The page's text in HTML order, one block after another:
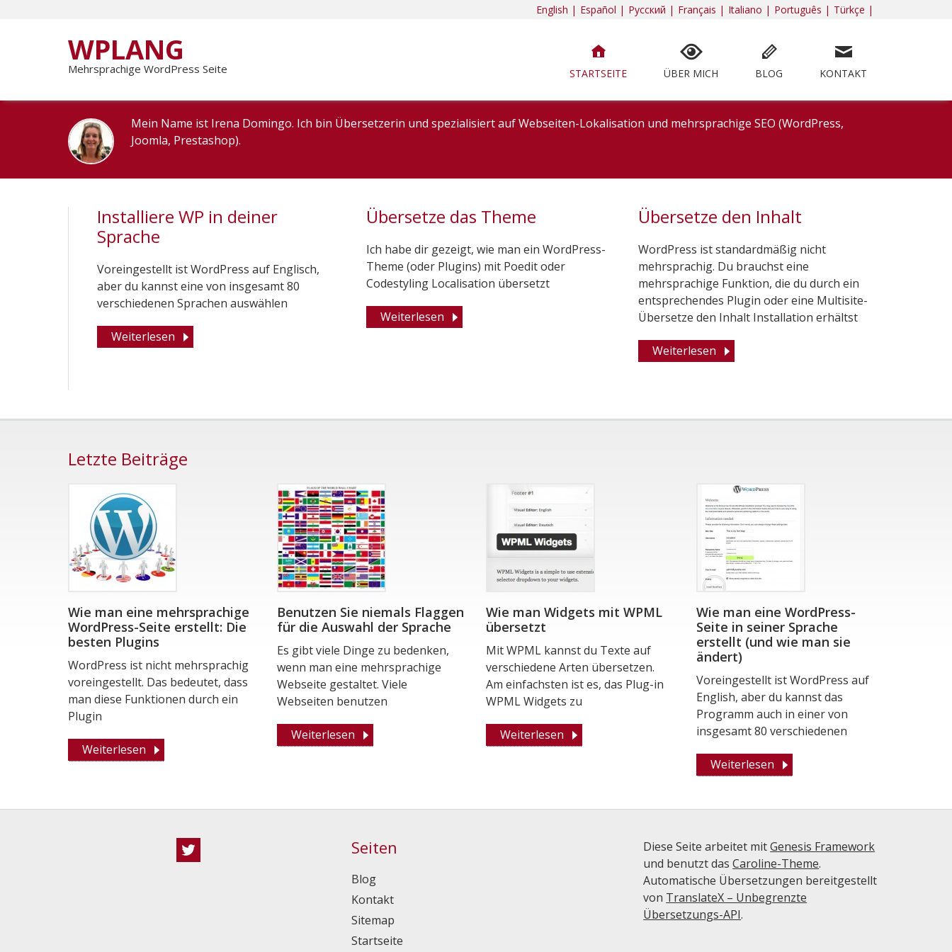
English | Español | Русский | Français | Italiano | Português | Türkçe |
WPLANG
Mehrsprachige WordPress Seite STARTSEITE ÜBER MICH BLOG KONTAKT
Mein Name ist Irena Domingo. Ich bin Übersetzerin und spezialisiert auf Webseiten-Lokalisation und mehrsprachige SEO (WordPress,
Joomla, Prestashop).
Installiere WP in deiner
Sprache
Voreingestellt ist WordPress auf Englisch,
aber du kannst eine von insgesamt 80
verschiedenen Sprachen auswählen
Weiterlesen
Übersetze das Theme
Ich habe dir gezeigt, wie man ein WordPress-
Theme (oder Plugins) mit Poedit oder
Codestyling Localisation übersetzt
Weiterlesen
Übersetze den Inhalt
WordPress ist standardmäßig nicht
mehrsprachig. Du brauchst eine
mehrsprachige Funktion, die du durch ein
entsprechendes Plugin oder eine Multisite-
Übersetze den Inhalt Installation erhältst
Weiterlesen
Letzte Beiträge
Wie man eine mehrsprachige
WordPress-Seite erstellt: Die
besten Plugins
WordPress ist nicht mehrsprachig
voreingestellt. Das bedeutet, dass
man diese Funktionen durch ein
Plugin
Weiterlesen
Benutzen Sie niemals Flaggen
für die Auswahl der Sprache
Es gibt viele Dinge zu bedenken,
wenn man eine mehrsprachige
Webseite gestaltet. Viele
Webseiten benutzen
Weiterlesen
Wie man Widgets mit WPML
übersetzt
Mit WPML kannst du Texte auf
verschiedene Arten übersetzen.
Am einfachsten ist es, das Plug-in
WPML Widgets zu
Weiterlesen
Wie man eine WordPress-
Seite in seiner Sprache
erstellt (und wie man sie
ändert)
Voreingestellt ist WordPress auf
English, aber du kannst das
Programm auch in einer von
insgesamt 80 verschiedenen
Weiterlesen
Seiten
Blog
Kontakt
Sitemap
Startseite
Diese Seite arbeitet mitGenesis Framework
und benutzt dasCaroline-Theme.
Automatische Übersetzungen bereitgestellt
von TranslateX – Unbegrenzte
Übersetzungs-API.